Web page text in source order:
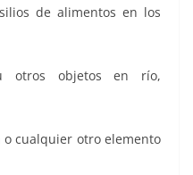
de alimentos en los
otros objetos en río,
o cualquier otro elemento